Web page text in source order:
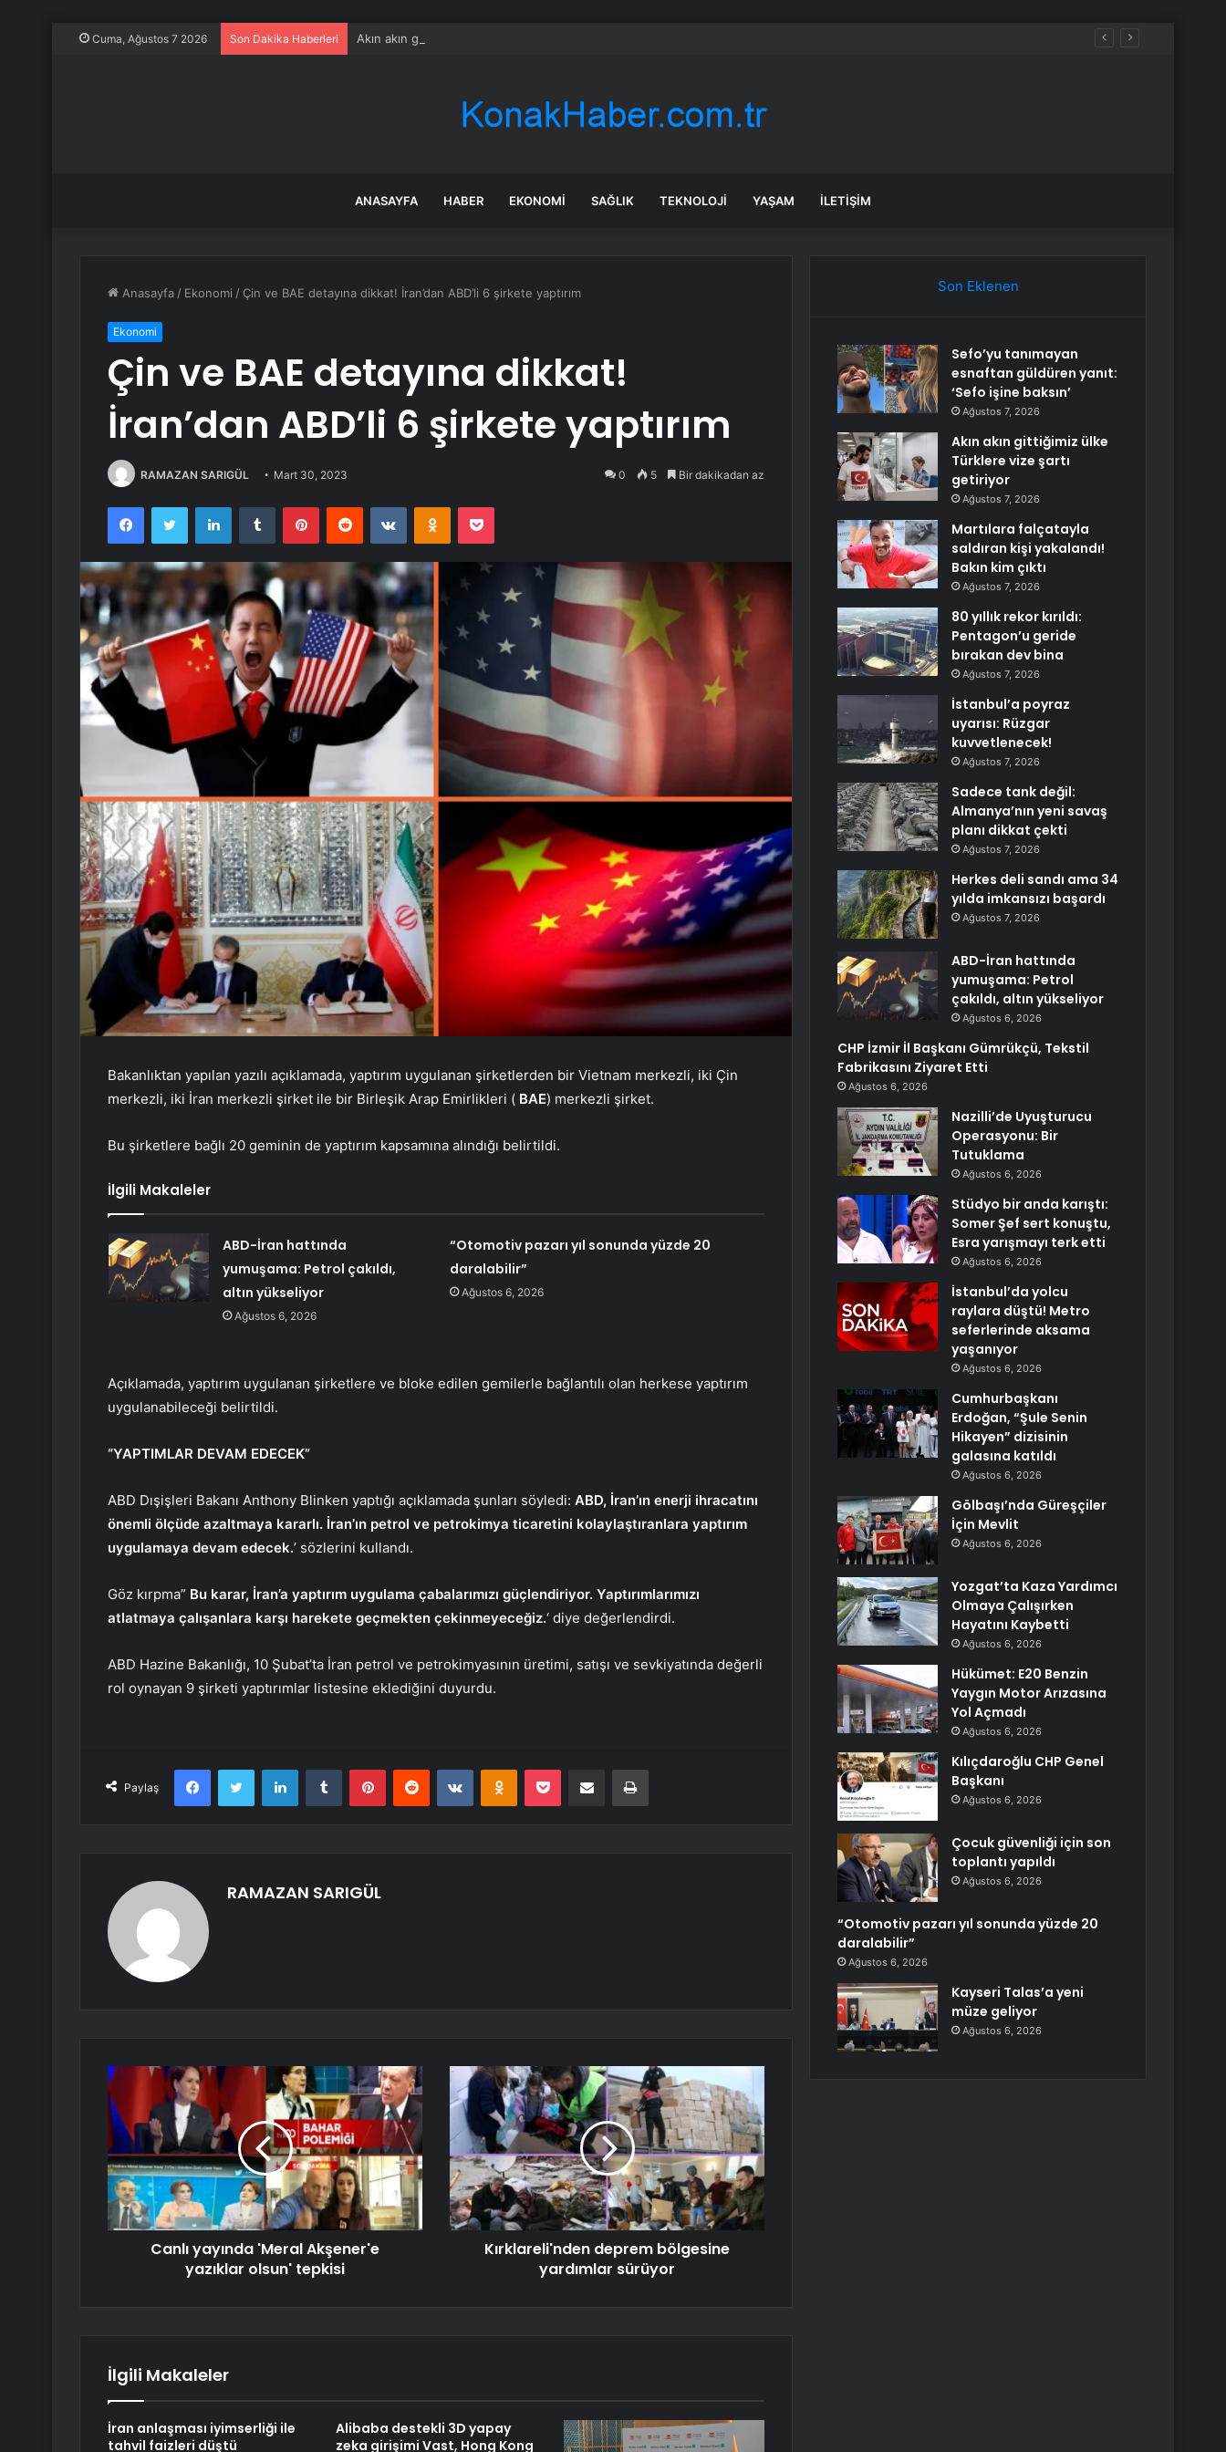
Cuma, Ağustos 7 2026 Son Dakika Haberleri Akın akın gittiğimiz ülke Türklere vize şartı getiriyor
ANASAYFA HABER EKONOMI SAĞLIK TEKNOLOJI YAŞAM İLETIŞIM
Anasayfa / Ekonomi / Çin ve BAE detayına dikkat! İran’dan ABD’li 6 şirkete yaptırım
Ekonomi
Çin ve BAE detayına dikkat!
İran’dan ABD’li 6 şirkete yaptırım
RAMAZAN SARIGÜL Mart 30, 2023 0 5 Bir dakikadan az
FacebookTwitter LinkedInTumblr PinterestReddit VKontakteOdnoklassniki
Pocket
Bakanlıktan yapılan yazılı açıklamada, yaptırım uygulanan şirketlerden bir Vietnam merkezli, iki Çin
merkezli, iki İran merkezli şirket ile bir Birleşik Arap Emirlikleri ( BAE) merkezli şirket.
Bu şirketlere bağlı 20 geminin de yaptırım kapsamına alındığı belirtildi.
İlgili Makaleler
ABD-İran hattında
yumuşama: Petrol çakıldı,
altın yükseliyor
Ağustos 6, 2026
“Otomotiv pazarı yıl sonunda yüzde 20
daralabilir”
Ağustos 6, 2026
Açıklamada, yaptırım uygulanan şirketlere ve bloke edilen gemilerle bağlantılı olan herkese yaptırım
uygulanabileceği belirtildi.
“YAPTIMLAR DEVAM EDECEK”
ABD Dışişleri Bakanı Anthony Blinken yaptığı açıklamada şunları söyledi: ABD, İran’ın enerji ihracatını
önemli ölçüde azaltmaya kararlı. İran’ın petrol ve petrokimya ticaretini kolaylaştıranlara yaptırım
uygulamaya devam edecek.’ sözlerini kullandı.
Göz kırpma” Bu karar, İran’a yaptırım uygulama çabalarımızı güçlendiriyor. Yaptırımlarımızı
atlatmaya çalışanlara karşı harekete geçmekten çekinmeyeceğiz.‘ diye değerlendirdi.
ABD Hazine Bakanlığı, 10 Şubat’ta İran petrol ve petrokimyasının üretimi, satışı ve sevkiyatında değerli
rol oynayan 9 şirketi yaptırımlar listesine eklediğini duyurdu.
Paylaş
FacebookTwitter LinkedInTumblr PinterestReddit VKontakteOdnoklassniki
Pocket E-Posta ile paylaş Yazdır
RAMAZAN SARIGÜL
Canlı yayında 'Meral Akşener'e
yazıklar olsun' tepkisi
Kırklareli'nden deprem bölgesine
yardımlar sürüyor
İlgili Makaleler
İran anlaşması iyimserliği ile
tahvil faizleri düştü
Alibaba destekli 3D yapay
zeka girişimi Vast, Hong Kong
Son Eklenen
Sefo’yu tanımayan
esnaftan güldüren yanıt:
‘Sefo işine baksın’
Ağustos 7, 2026
Akın akın gittiğimiz ülke
Türklere vize şartı
getiriyor
Ağustos 7, 2026
Martılara falçatayla
saldıran kişi yakalandı!
Bakın kim çıktı
Ağustos 7, 2026
80 yıllık rekor kırıldı:
Pentagon’u geride
bırakan dev bina
Ağustos 7, 2026
İstanbul’a poyraz
uyarısı: Rüzgar
kuvvetlenecek!
Ağustos 7, 2026
Sadece tank değil:
Almanya’nın yeni savaş
planı dikkat çekti
Ağustos 7, 2026
Herkes deli sandı ama 34
yılda imkansızı başardı
Ağustos 7, 2026
ABD-İran hattında
yumuşama: Petrol
çakıldı, altın yükseliyor
Ağustos 6, 2026
CHP İzmir İl Başkanı Gümrükçü, Tekstil
Fabrikasını Ziyaret Etti
Ağustos 6, 2026
Nazilli’de Uyuşturucu
Operasyonu: Bir
Tutuklama
Ağustos 6, 2026
Stüdyo bir anda karıştı:
Somer Şef sert konuştu,
Esra yarışmayı terk etti
Ağustos 6, 2026
İstanbul’da yolcu
raylara düştü! Metro
seferlerinde aksama
yaşanıyor
Ağustos 6, 2026
Cumhurbaşkanı
Erdoğan, “Şule Senin
Hikayen” dizisinin
galasına katıldı
Ağustos 6, 2026
Gölbaşı’nda Güreşçiler
İçin Mevlit
Ağustos 6, 2026
Yozgat’ta Kaza Yardımcı
Olmaya Çalışırken
Hayatını Kaybetti
Ağustos 6, 2026
Hükümet: E20 Benzin
Yaygın Motor Arızasına
Yol Açmadı
Ağustos 6, 2026
Kılıçdaroğlu CHP Genel
Başkanı
Ağustos 6, 2026
Çocuk güvenliği için son
toplantı yapıldı
Ağustos 6, 2026
“Otomotiv pazarı yıl sonunda yüzde 20
daralabilir”
Ağustos 6, 2026
Kayseri Talas’a yeni
müze geliyor
Ağustos 6, 2026